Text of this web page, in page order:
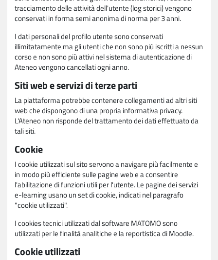
tracciamento delle attività dell'utente (log storici) vengono
conservati in forma semi anonima di norma per 3 anni.
I dati personali del profilo utente sono conservati
illimitatamente ma gli utenti che non sono più iscritti a nessun
corso e non sono più attivi nel sistema di autenticazione di
Ateneo vengono cancellati ogni anno.
Siti web e servizi di terze parti
La piattaforma potrebbe contenere collegamenti ad altri siti
web che dispongono di una propria informativa privacy.
L'Ateneo non risponde del trattamento dei dati effettuato da
tali siti.
Cookie
I cookie utilizzati sul sito servono a navigare più facilmente e
in modo più efficiente sulle pagine web e a consentire
l'abilitazione di funzioni utili per l'utente. Le pagine dei servizi
e-learning usano un set di cookie, indicati nel paragrafo
"cookie utilizzati".
I cookies tecnici utilizzati dal software MATOMO sono
utilizzati per le finalità analitiche e la reportistica di Moodle.
Cookie utilizzati